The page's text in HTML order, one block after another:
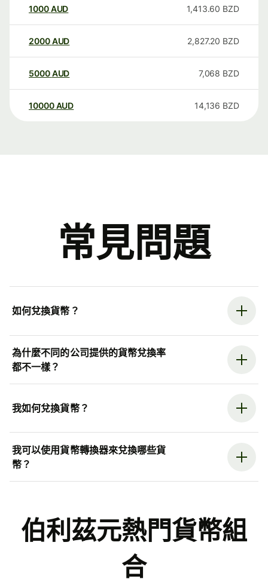
1000AUD 1,413.60 BZD
2000AUD 2,827.20 BZD
5000AUD 7,068 BZD
10000 AUD 14,136 BZD
常見問題
如何兌換貨幣？
為什麼不同的公司提供的貨幣兌換率
都不一樣？
我如何兌換貨幣？
我可以使用貨幣轉換器來兌換哪些貨
幣？
伯利茲元熱門貨幣組
合